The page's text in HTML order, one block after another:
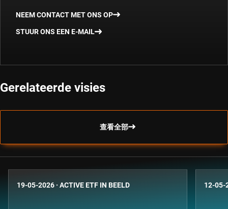
NEEM CONTACT MET ONS OP
STUUR ONS EEN E-MAIL
Gerelateerde visies
查看全部
19-05-2026 · ACTIVE ETF IN BEELD 12-05-